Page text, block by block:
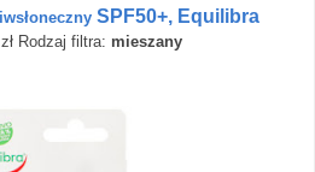
SPF50+, Equilibra
Rodzaj filtra: mieszany